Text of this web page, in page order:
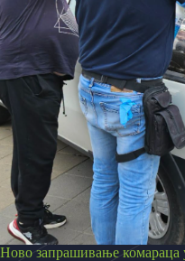
Ново запрашивање комараца